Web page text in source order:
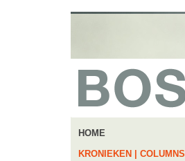
HOME
KRONIEKEN | COLUMNS